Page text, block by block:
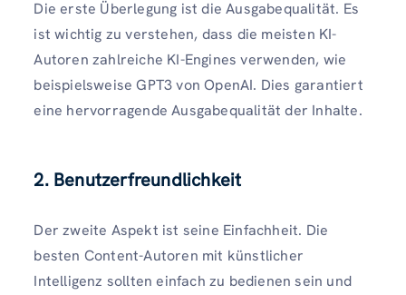
Die erste Überlegung ist die Ausgabequalität. Es
ist wichtig zu verstehen, dass die meisten KI-
Autoren zahlreiche KI-Engines verwenden, wie
beispielsweise GPT3 von OpenAI. Dies garantiert
eine hervorragende Ausgabequalität der Inhalte.
2. Benutzerfreundlichkeit
Der zweite Aspekt ist seine Einfachheit. Die
besten Content-Autoren mit künstlicher
Intelligenz sollten einfach zu bedienen sein und